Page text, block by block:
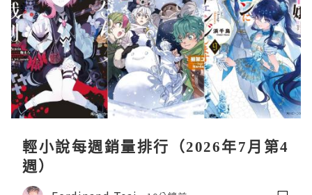
輕小說每週銷量排行（2026年7月第4
週）